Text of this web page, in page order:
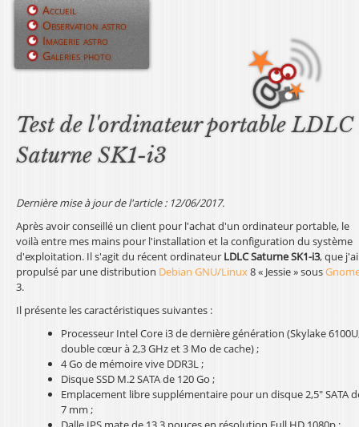
Jump to navigation
Test de l'ordinateur portable LDLC
Saturne SK1-i3
Dernière mise à jour de l'article : 12/06/2017.
Après avoir conseillé un client pour l'achat d'un ordinateur portable, le
voilà entre mes mains pour l'installation et la configuration du système
d'exploitation. Il s'agit du récent ordinateur LDLC Saturne SK1-i3, que j'ai
propulsé par une distribution Debian GNU/Linux8 « Jessie » sous
3.
Il présente les caractéristiques suivantes :
Processeur Intel Core i3 de dernière génération (Skylake
double cœur à 2,3 GHz et 3 Mo de cache) ;
4 Go de mémoire vive DDR3L ;
Disque SSD M.2 SATA de 120 Go ;
Emplacement libre supplémentaire pour un disque 2,5" SATA
7 mm ;
M
u
p
i
n
c
i
p
Accueil
Observation astro
Imagerie astro
Galeries photo